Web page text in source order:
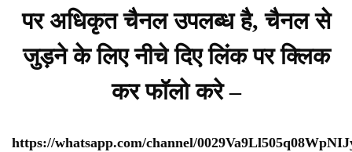
पर अधिकृत चैनल उपलब्ध है, चैनल से
जुड़ने के लिए नीचे दिए लिंक पर क्लिक
कर फॉलो करे –
https://whatsapp.com/channel/